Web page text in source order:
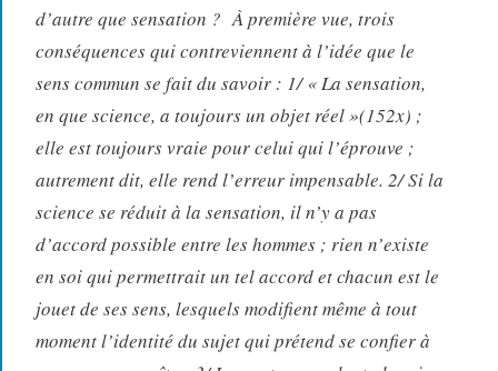
d’autre que sensation ? À première vue, trois
conséquences qui contreviennent à l’idée que le
sens commun se fait du savoir : 1/ « La sensation,
en que science, a toujours un objet réel »(152x) ;
elle est toujours vraie pour celui qui l’éprouve ;
autrement dit, elle rend l’erreur impensable. 2/ Si la
science se réduit à la sensation, il n’y a pas
d’accord possible entre les hommes ; rien n’existe
en soi qui permettrait un tel accord et chacun est le
jouet de ses sens, lesquels modifient même à tout
moment l’identité du sujet qui prétend se confier à